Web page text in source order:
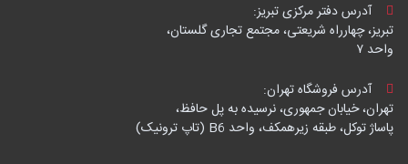
آدرس دفتر مرکزی تبریز:
تبریز، چهارراه شریعتی، مجتمع تجاری گلستان،
واحد ۷
آدرس فروشگاه تهران:
تهران، خیابان جمهوری، نرسیده به پل حافظ،
پاساژ توکل، طبقه زیرهمکف، واحد B6 (تاپ ترونیک)